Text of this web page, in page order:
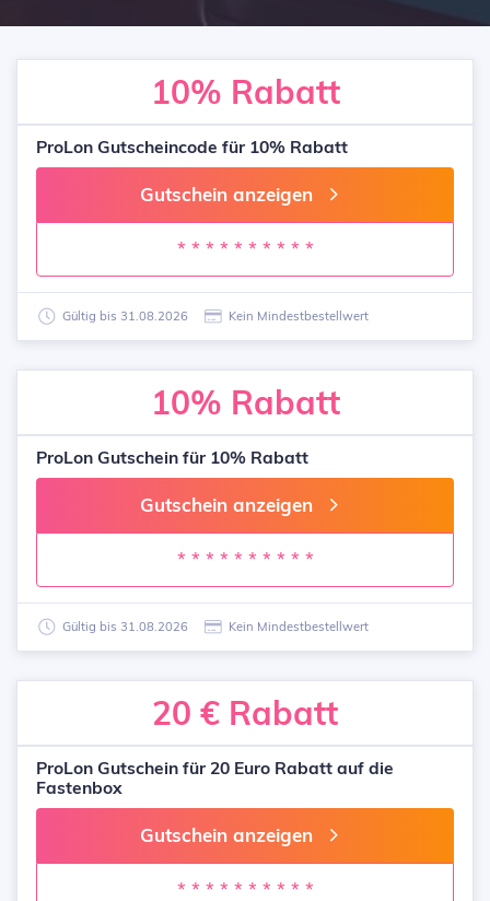
10% Rabatt
ProLon Gutscheincode für 10% Rabatt
Gutschein anzeigen
* * * * * * * * * *
Gültig bis 31.08.2026 Kein Mindestbestellwert
10% Rabatt
ProLon Gutschein für 10% Rabatt
Gutschein anzeigen
* * * * * * * * * *
Gültig bis 31.08.2026 Kein Mindestbestellwert
20 € Rabatt
ProLon Gutschein für 20 Euro Rabatt auf die
Fastenbox
Gutschein anzeigen
* * * * * * * * * *